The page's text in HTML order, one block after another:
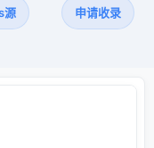
源 申请收录